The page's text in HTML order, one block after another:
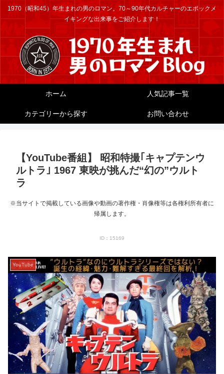
1970（昭和45）年生まれの男のロマン。70～90年代カルチャーのエポックメ
イキングな出来事をご紹介します！
ホーム 人気記事一覧
カテゴリーから探す お問い合わせ
【YouTube番組】 昭和特撮｢キャプテンウ
ルトラ｣ 1967 東映が挑んだ“幻の”ウルト
ラ
※当サイトで掲載している画像や動画の著作権・肖像権等は各権利所有者に
帰属します。
ID：15169
YouTube